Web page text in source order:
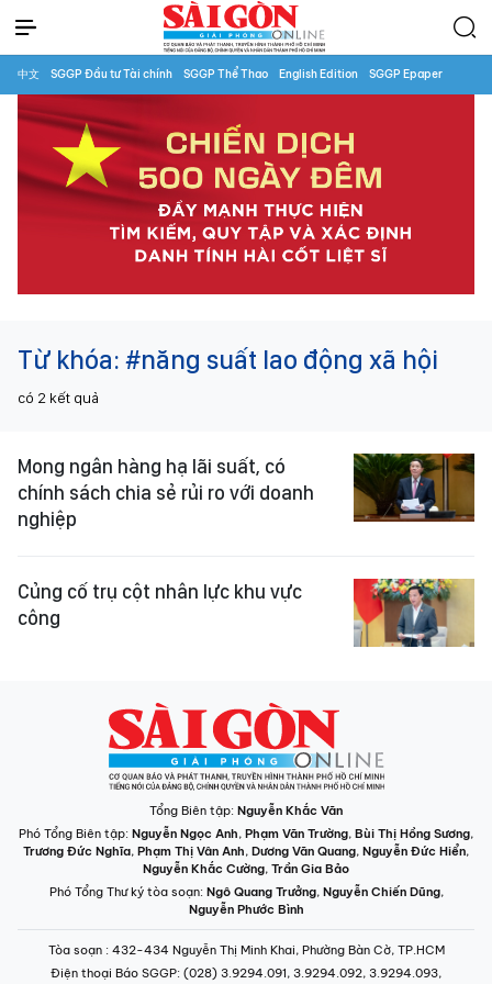
中文 SGGP Đầu tư Tài chính SGGP Thể Thao English Edition SGGP Epaper
Từ khóa: #năng suất lao động xã hội
có 2 kết quả
Mong ngân hàng hạ lãi suất, có
chính sách chia sẻ rủi ro với doanh
nghiệp
Củng cố trụ cột nhân lực khu vực
công
Tổng Biên tập: Nguyễn Khắc Văn
Phó Tổng Biên tập: Nguyễn Ngọc Anh, Phạm Văn Trường, Bùi Thị Hồng Sương,
Trương Đức Nghĩa, Phạm Thị Vân Anh, Dương Văn Quang, Nguyễn Đức Hiển,
Nguyễn Khắc Cường, Trần Gia Bảo
Phó Tổng Thư ký tòa soạn: Ngô Quang Trưởng, Nguyễn Chiến Dũng,
Nguyễn Phước Bình
Tòa soạn : 432-434 Nguyễn Thị Minh Khai, Phường Bàn Cờ, TP.HCM
Điện thoại Báo SGGP: (028) 3.9294.091, 3.9294.092, 3.9294.093,